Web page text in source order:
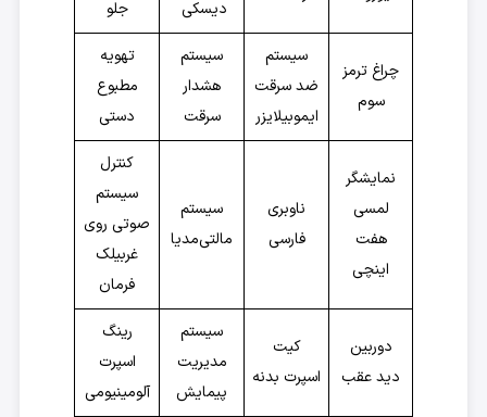
دیسکی
جلو
چراغ ترمز
سوم
سیستم
ضد سرقت
ایموبیلایزر
سیستم
هشدار
سرقت
تهويه
مطبوع
دستی
نمایشگر
لمسی
هفت
اینچی
ناوبری
فارسی
سیستم
مالتی‌مدیا
کنترل
سیستم
صوتی روی
غربیلک
فرمان
دوربین
دید عقب
کیت
اسپرت بدنه
سیستم
مدیریت
پیمایش
رینگ
اسپرت
آلومینیومی